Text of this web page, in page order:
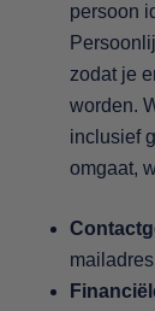
persoon
zodat je
worden.
inclusief
omgaat,